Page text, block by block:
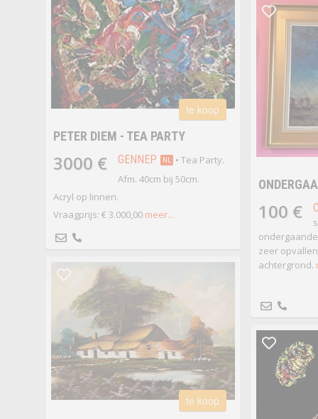
te koop
PETER DIEM - TEA PARTY
3000 € GENNEP NL • Tea Party.
Afm. 40cm bij 50cm.
Acryl op linnen.
Vraagprijs: € 3.000,00 meer... 100 €
zeer
achtergrond.
te koop